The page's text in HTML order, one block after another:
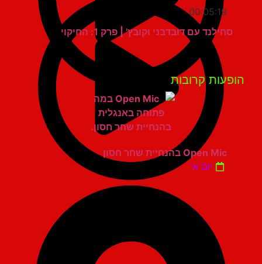
00:05:19
סחילנד עם דובדבני וקובץ' | פרק 1: החיקוי
קרובות
Open Mic בהנחיית שחר חסון
יום א'